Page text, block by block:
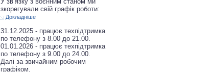
зкорегували свій графік роботи:
Докладніше
31.12.2025 - працює техпідтримка
по телефону з 8.00 до 21.00.
01.01.2026 - працює техпідтримка
по телефону з 9.00 до 24.00.
Далі за звичайним робочим
графіком.